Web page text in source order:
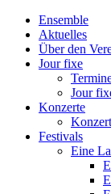
Ensemble
Aktuelles
Über den
Jour fixe
Jour
Konzerte
Festivals
Eine